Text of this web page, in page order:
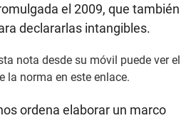
el 2009, que también
declararlas intangibles.
nota desde su móvil puede ver el
la norma en este enlace.
ordena elaborar un marco